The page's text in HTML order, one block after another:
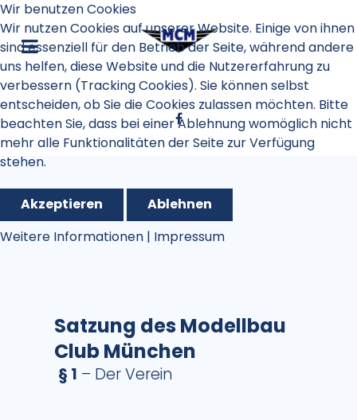
Satzung des Modellbau
Club München
§ 1 – Der Verein
Wir benutzen Cookies
Wir nutzen Cookies auf unserer Website. Einige von ihnen
sind essenziell für den Betrieb der Seite, während andere
uns helfen, diese Website und die Nutzererfahrung zu
verbessern (Tracking Cookies). Sie können selbst
entscheiden, ob Sie die Cookies zulassen möchten. Bitte
beachten Sie, dass bei einer Ablehnung womöglich nicht
mehr alle Funktionalitäten der Seite zur Verfügung
stehen.
Akzeptieren
Ablehnen
Weitere Informationen | Impressum